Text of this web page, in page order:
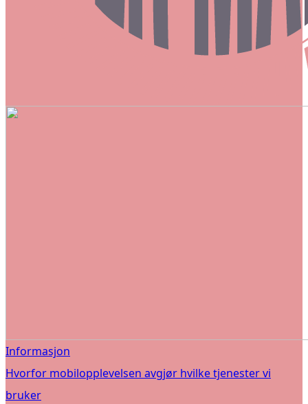
Informasjon
Hvorfor mobilopplevelsen avgjør hvilke tjenester vi
bruker